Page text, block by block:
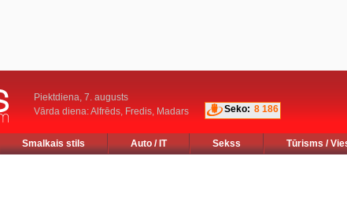
Piektdiena, 7. augusts
Vārda diena: Alfrēds, Fredis, Madars
Seko: 8 186
Smalkais stils Auto / IT Sekss Tūrisms /